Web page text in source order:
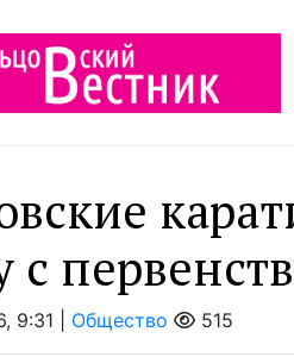
с
9:31 | Общество 515